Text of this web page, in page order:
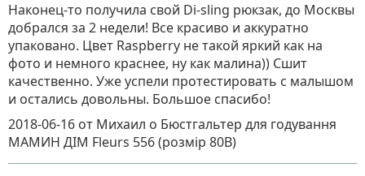
Наконец-то получила свой Di-sling рюкзак, до Москвы
добрался за 2 недели! Все красиво и аккуратно
упаковано. Цвет Raspberry не такой яркий как на
фото и немного краснее, ну как малина)) Сшит
качественно. Уже успели протестировать с малышом
и остались довольны. Большое спасибо!
2018-06-16 от Михаил о Бюстгальтер для годування
МАМИН ДІМ Fleurs 556 (розмір 80B)